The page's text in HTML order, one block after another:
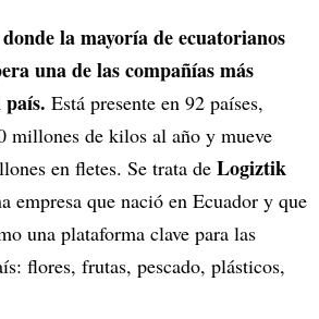
la mayoría de ecuatorianos
una de las compañías más
país. Está presente en 92 países,
millones de kilos al año y mueve
en fletes. Se trata de Logiztik
empresa que nació en Ecuador y que
una plataforma clave para las
flores, frutas, pescado, plásticos,